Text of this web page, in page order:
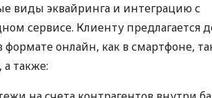
виды эквайринга и интеграцию с
сервисе. Клиенту предлагается
онлайн, как в смартфоне,
также: